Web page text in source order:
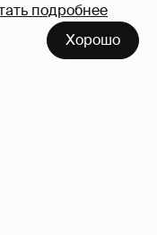
подробнее
Хорошо